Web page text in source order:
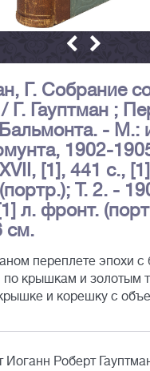
Г. Собрание
/ Г. Гауптман ;
- М.:
1902-
[1], 441 с.,
Т. 2. -
л. фронт.
см.
переплете эпохи с
по крышкам и золотым
и корешку с
Иоганн Роберт